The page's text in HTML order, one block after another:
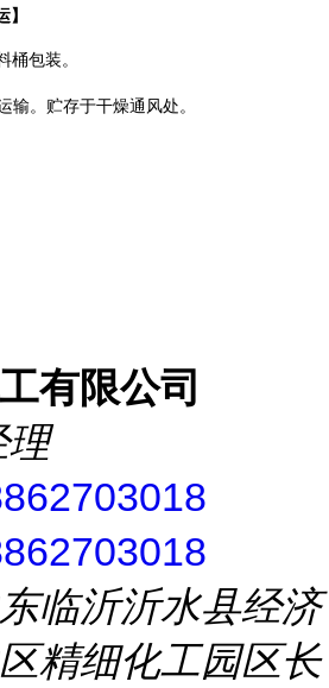
】
桶包装。
输。贮存于干燥通风处。
有限公司
理
临沂沂水县经济
精细化工园区长